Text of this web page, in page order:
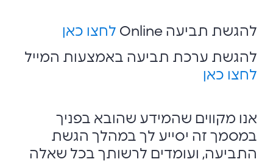
להגשת תביעה Online
לחצו כאן
להגשת ערכת תביעה באמצעות המייל
לחצו כאן
אנו מקווים שהמידע שהובא בפניך
במסמך זה יסייע לך במהלך הגשת
התביעה, ועומדים לרשותך בכל שאלה